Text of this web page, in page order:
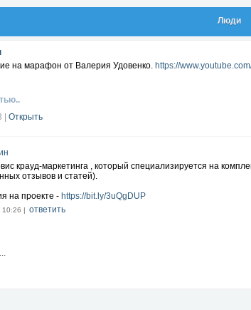
Люди
на марафон от Валерия Удовенко. https://
Открыть
крауд-маркетинга , который специализируется на
отзывов и статей).
на проекте - https://bit.ly/3uQgDUP
10:26 | ответить